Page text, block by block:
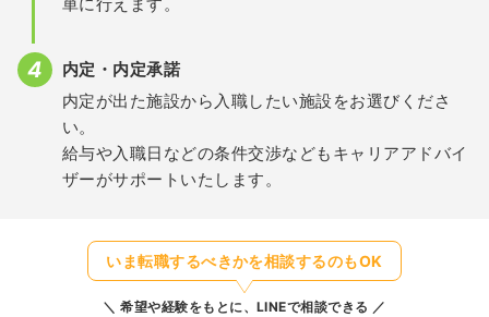
内定・内定承諾
内定が出た施設から入職したい施設をお選びくださ
い。
給与や入職日などの条件交渉などもキャリアアドバイ
ザーがサポートいたします。
いま転職するべきかを相談するのもOK
希望や経験をもとに、LINEで相談できる